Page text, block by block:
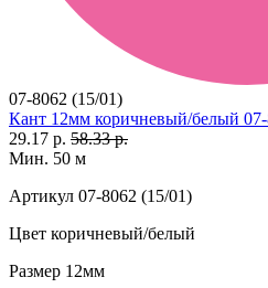
07-8062 (15/01)
Кант 12мм коричневый/белый
29.17 р. 58.33 р.
Мин. 50 м
Артикул 07-8062 (15/01)
Цвет коричневый/белый
Размер 12мм